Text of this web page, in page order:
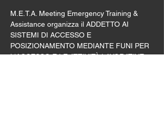
M.E.T.A. Meeting Emergency Training &
Assistance organizza il ADDETTO AI
SISTEMI DI ACCESSO E
POSIZIONAMENTO MEDIANTE FUNI PER
L'ACCESSO E LE ATTIVITÀ LAVORATIVE